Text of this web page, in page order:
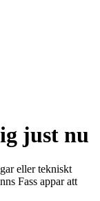
just nu
eller tekniskt
Fass appar att